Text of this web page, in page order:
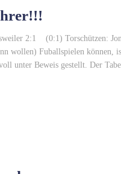
2:1 (0:1) Torschützen:
wollen) Fuballspielen können,
unter Beweis gestellt. Der